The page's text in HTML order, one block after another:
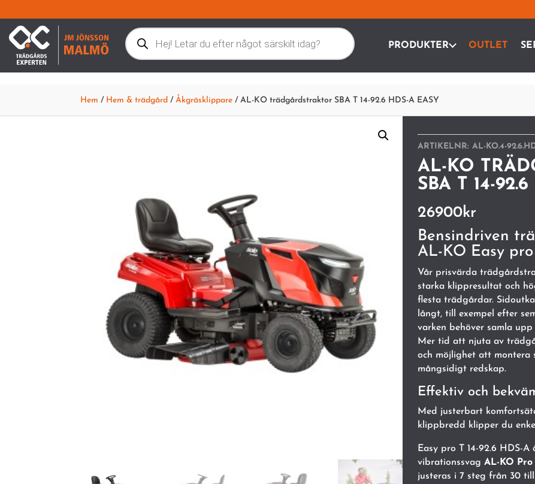
Products
search
PRODUKTER OUTLET
Hem / Hem & trädgård /Åkgräsklippare / AL-KO trädgårdstraktor SBA T 14-92.6 HDS-A EASY
ARTIKELNR: AL-KO.4-
AL-KO
SBA T 14-
26900kr
Bensindriven
AL-KO Easy pro
Vår prisvärda
starka klippresultat och
flesta trädgårdar.
långt, till exempel efter
varken behöver samla
Mer tid att njuta av
och möjlighet att montera
mångsidigt redskap.
Effektiv och
Med justerbart
klippbredd klipper du
Easy pro T 14-92.6 HDS-
vibrationssvag AL-KO
justeras i 7 steg från 30